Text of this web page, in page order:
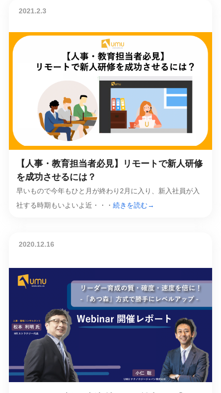
2021.2.3
【人事・教育担当者必見】リモートで新人研修
を成功させるには？
早いもので今年もひと月が終わり2月に入り、新入社員が入
社する時期もいよいよ近・・・ 続きを読む→
2020.12.16